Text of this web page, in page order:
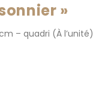
»
– quadri (À l’unité)